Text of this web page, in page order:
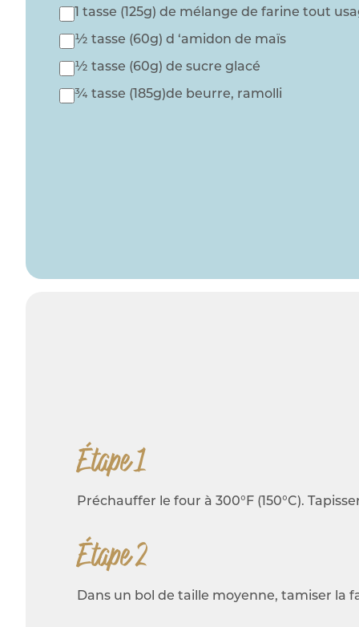
1 tasse (125g) de mélange de farine tout
½ tasse (60g) d ‘amidon de maïs
½ tasse (60g) de sucre glacé
¾ tasse (185g)de beurre, ramolli
Étape 1
Préchauffer le four à 300°F (150°C).
Étape 2
Dans un bol de taille moyenne, tamiser la